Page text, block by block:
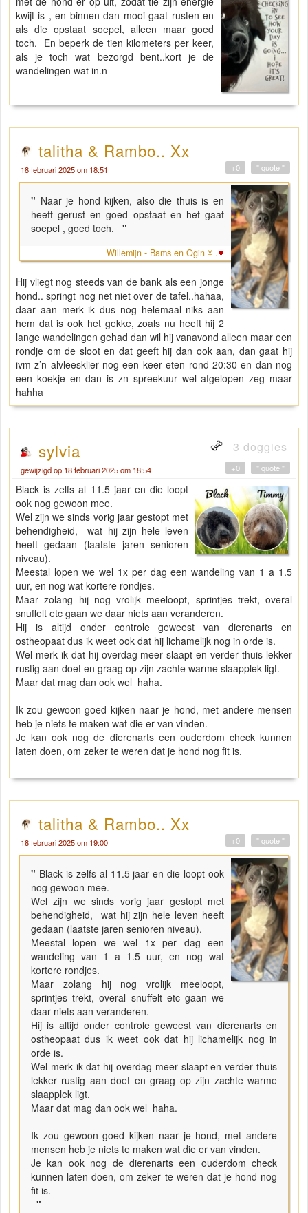
kwijt is , en binnen dan mooi gaat rusten en
als die opstaat soepel, alleen maar goed
toch. En beperk de tien kilometers per keer,
als je toch wat bezorgd bent..kort je de
wandelingen wat in.n
talitha & Rambo.. Xx
18 februari 2025 om 18:51 " quote "
+0
" Naar je hond kijken, also die thuis is en
heeft gerust en goed opstaat en het gaat
soepel , goed toch.
"
Willemijn - Bams en Ogin ¥ .
Hij vliegt nog steeds van de bank als een jonge
hond.. springt nog net niet over de tafel..hahaa,
daar aan merk ik dus nog helemaal niks aan
hem dat is ook het gekke, zoals nu heeft hij 2
lange wandelingen gehad dan wil hij vanavond alleen maar een
rondje om de sloot en dat geeft hij dan ook aan, dan gaat hij
ivm z’n alvleesklier nog een keer eten rond 20:30 en dan nog
een koekje en dan is zn spreekuur wel afgelopen zeg maar
hahha
sylvia 3 doggies
gewijzigd op 18 februari 2025 om 18:54 " quote "
+0
Black is zelfs al 11.5 jaar en die loopt
ook nog gewoon mee.
Wel zijn we sinds vorig jaar gestopt met
behendigheid, wat hij zijn hele leven
heeft gedaan (laatste jaren senioren
niveau).
Meestal lopen we wel 1x per dag een wandeling van 1 a 1.5
uur, en nog wat kortere rondjes.
Maar zolang hij nog vrolijk meeloopt, sprintjes trekt, overal
snuffelt etc gaan we daar niets aan veranderen.
Hij is altijd onder controle geweest van dierenarts en
ostheopaat dus ik weet ook dat hij lichamelijk nog in orde is.
Wel merk ik dat hij overdag meer slaapt en verder thuis lekker
rustig aan doet en graag op zijn zachte warme slaapplek ligt.
Maar dat mag dan ook wel haha.
Ik zou gewoon goed kijken naar je hond, met andere mensen
heb je niets te maken wat die er van vinden.
Je kan ook nog de dierenarts een ouderdom check kunnen
laten doen, om zeker te weren dat je hond nog fit is.
talitha & Rambo.. Xx
18 februari 2025 om 19:00 " quote "
+0
" Black is zelfs al 11.5 jaar en die loopt ook
nog gewoon mee.
Wel zijn we sinds vorig jaar gestopt met
behendigheid, wat hij zijn hele leven heeft
gedaan (laatste jaren senioren niveau).
Meestal lopen we wel 1x per dag een
wandeling van 1 a 1.5 uur, en nog wat
kortere rondjes.
Maar zolang hij nog vrolijk meeloopt,
sprintjes trekt, overal snuffelt etc gaan we
daar niets aan veranderen.
Hij is altijd onder controle geweest van dierenarts en
ostheopaat dus ik weet ook dat hij lichamelijk nog in
orde is.
Wel merk ik dat hij overdag meer slaapt en verder thuis
lekker rustig aan doet en graag op zijn zachte warme
slaapplek ligt.
Maar dat mag dan ook wel haha.
Ik zou gewoon goed kijken naar je hond, met andere
mensen heb je niets te maken wat die er van vinden.
Je kan ook nog de dierenarts een ouderdom check
kunnen laten doen, om zeker te weren dat je hond nog
fit is.
"